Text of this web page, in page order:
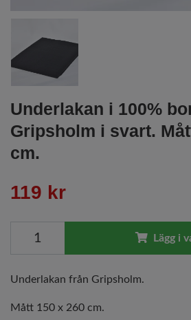
Underlakan i 100%
Gripsholm i svart.
cm.
119 kr
Lägg i
Underlakan från Gripsholm.
Mått 150 x 260 cm.